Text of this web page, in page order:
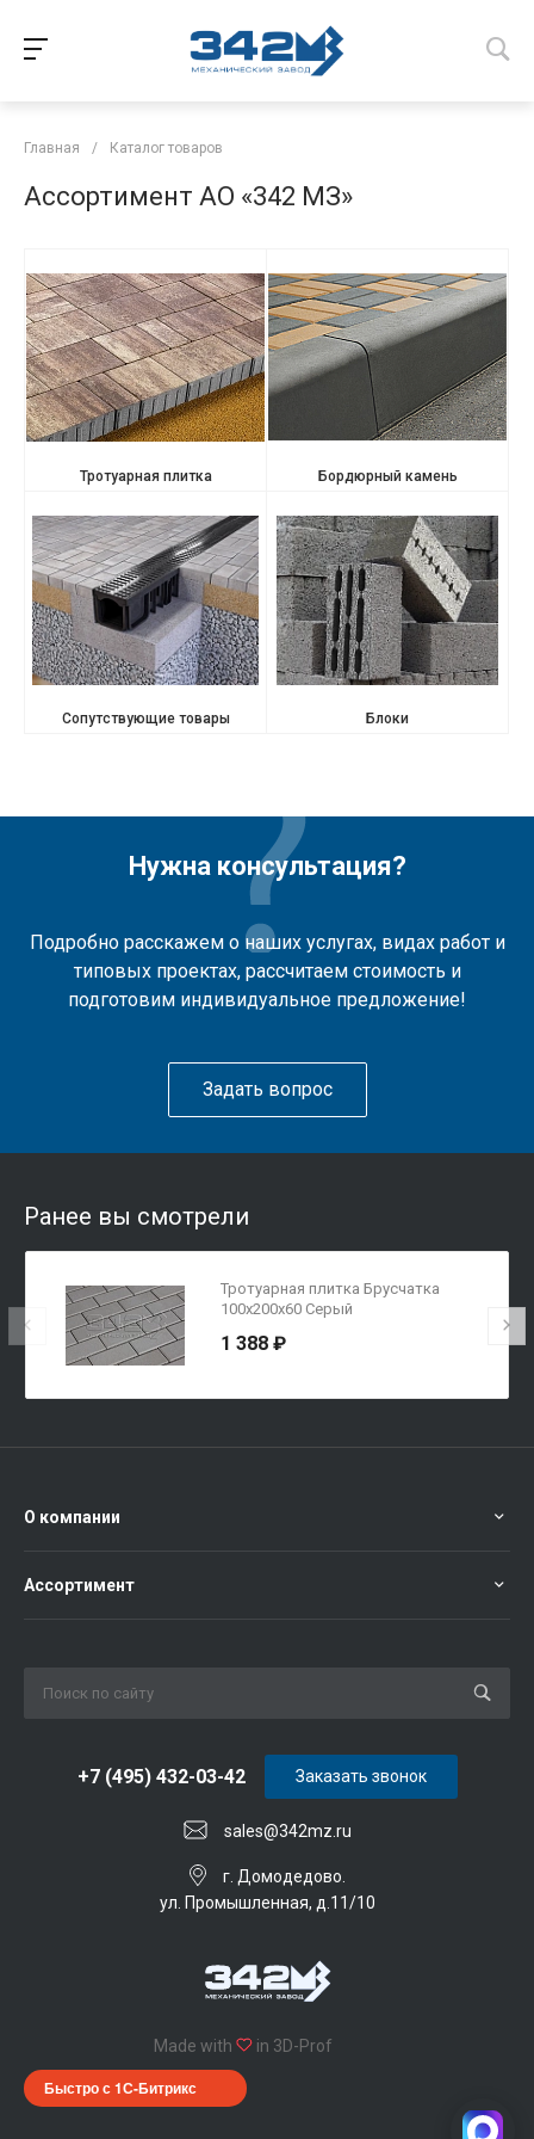
Главная / Каталог товаров
Ассортимент АО «342 МЗ»
Тротуарная плитка Бордюрный камень
Сопутствующие товары Блоки
Нужна консультация?
Подробно расскажем о наших услугах, видах работ и
типовых проектах, рассчитаем стоимость и
подготовим индивидуальное предложение!
Задать вопрос
Ранее вы смотрели
Тротуарная плитка Брусчатка
100х200х60 Серый
1 388 ₽
О компании
Ассортимент
sales@342mz.ru
+7 (495) 432-03-42
г. Домодедово.
ул. Промышленная, д.11/10
Заказать звонок
Made with in 3D-Prof
Быстро с 1С-Битрикс